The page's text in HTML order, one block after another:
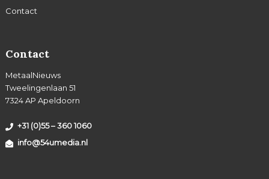
Contact
Contact
MetaalNieuws
Tweelingenlaan 51
7324 AP Apeldoorn
+31 (0)55 – 360 1060
info@54umedia.nl